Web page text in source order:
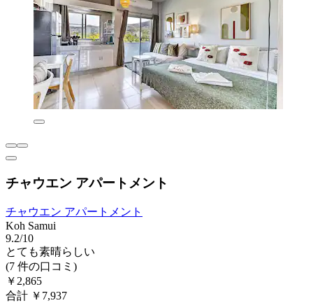
チャウエン アパートメント
チャウエン アパートメント
Koh Samui
9.2/10
とても素晴らしい
(7 件の口コミ)
￥2,865
合計 ￥7,937